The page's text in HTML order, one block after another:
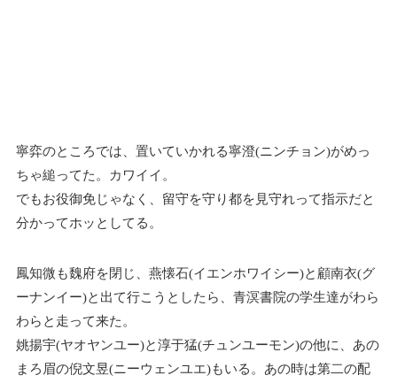
寧弈のところでは、置いていかれる寧澄(ニンチョン)がめっ
ちゃ縋ってた。カワイイ。
でもお役御免じゃなく、留守を守り都を見守れって指示だと
分かってホッとしてる。
鳳知微も魏府を閉じ、燕懐石(イエンホワイシー)と顧南衣(グ
ーナンイー)と出て行こうとしたら、青溟書院の学生達がわら
わらと走って来た。
姚揚宇(ヤオヤンユー)と淳于猛(チュンユーモン)の他に、あの
まろ眉の倪文昱(ニーウェンユエ)もいる。あの時は第二の配